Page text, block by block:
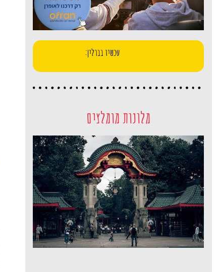
עכשיו בברלין:
מלונות מומלצים